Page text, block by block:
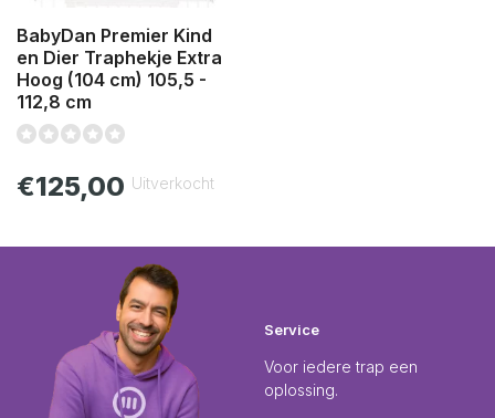
BabyDan Premier Kind
en Dier Traphekje Extra
Hoog (104 cm) 105,5 -
112,8 cm
€125,00 Uitverkocht
Service
Voor iedere trap een
oplossing.